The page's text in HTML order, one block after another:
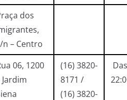
dos
n – Centro
06, 1200
Jardim
(16) 3820-
8171 /
(16) 3820-